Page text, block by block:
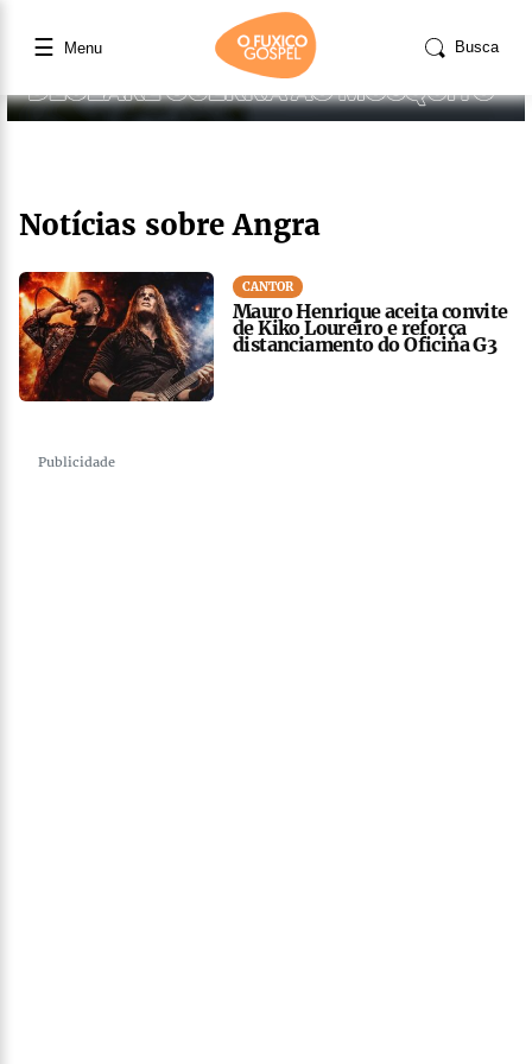
☰ Menu Busca
Notícias sobre Angra
CANTOR
Mauro Henrique aceita convite
de Kiko Loureiro e reforça
distanciamento do Oficina G3
Publicidade